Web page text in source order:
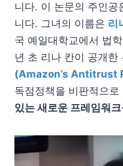
니다. 이 논문의 주인공
니다. 그녀의 이름은 리
국 예일대학교에서 법
년 초 리나 칸이 공개한
(Amazon’s Antitrust
독점정책을 비판적으로
있는 새로운 프레임워크